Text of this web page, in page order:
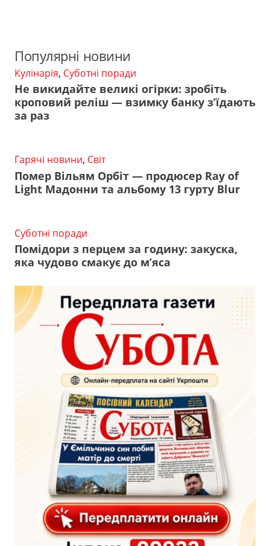
Популярні новини
Кулінарія, Суботні поради
Не викидайте великі огірки: зробіть
кроповий реліш — взимку банку з’їдають
за раз
Гарячі новини, Світ
Помер Вільям Орбіт — продюсер Ray of
Light Мадонни та альбому 13 гурту Blur
Суботні поради
Помідори з перцем за годину: закуска,
яка чудово смакує до м’яса